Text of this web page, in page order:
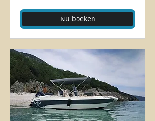
Nu boeken